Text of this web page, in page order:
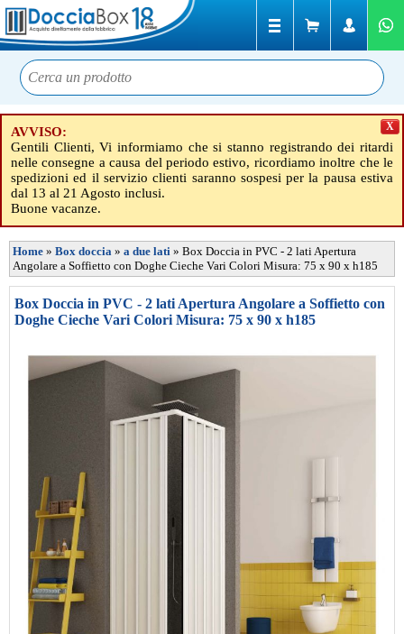
AVVISO:
Gentili Clienti, Vi informiamo che si stanno registrando dei ritardi
nelle consegne a causa del periodo estivo, ricordiamo inoltre che le
spedizioni ed il servizio clienti saranno sospesi per la pausa estiva
dal 13 al 21 Agosto inclusi.
Buone vacanze.
X
Home » Box doccia » a due lati » Box Doccia in PVC - 2 lati Apertura
Angolare a Soffietto con Doghe Cieche Vari Colori Misura: 75 x 90 x h185
Box Doccia in PVC - 2 lati Apertura Angolare a Soffietto con
Doghe Cieche Vari Colori Misura: 75 x 90 x h185